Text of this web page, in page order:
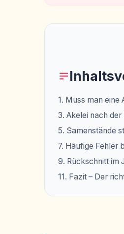
1. Muss man eine
3. Akelei nach
5. Samenstände
7. Häufige Fehler
9. Rückschnitt im
11. Fazit – Der